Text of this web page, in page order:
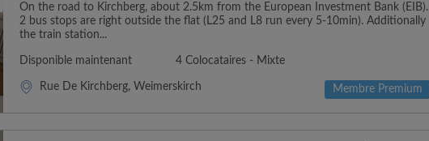
On the road to Kirchberg, about 2.5km from the European Investment Bank (EIB).
2 bus stops are right outside the flat (L25 and L8 run every 5-10min). Additionally
the train station...
Disponible maintenant 4 Colocataires - Mixte
Rue De Kirchberg, Weimerskirch Membre Premium